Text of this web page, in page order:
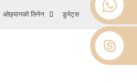
ओछ्यानको लिनेन डुभेट्स